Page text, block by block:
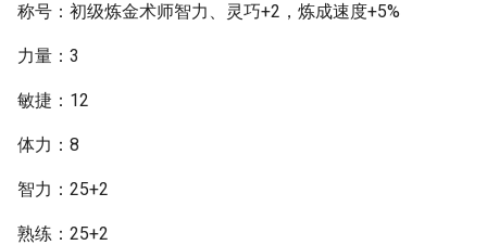
称号：初级炼金术师智力、灵巧+2，炼成速度+5%
力量：3
敏捷：12
体力：8
智力：25+2
熟练：25+2